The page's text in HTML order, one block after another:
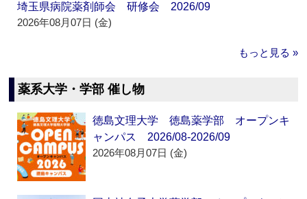
埼玉県病院薬剤師会 研修会 2026/09
2026年08月07日 (金)
もっと見る »
薬系大学・学部 催し物
徳島文理大学 徳島薬学部 オープンキ
ャンパス 2026/08-2026/09
2026年08月07日 (金)